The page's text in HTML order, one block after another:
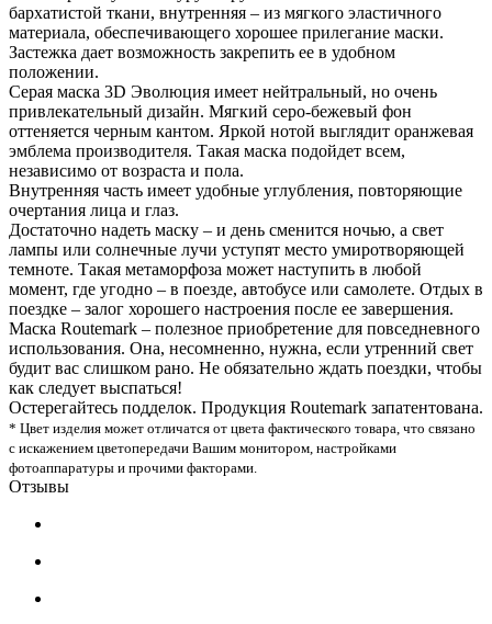
бархатистой ткани, внутренняя – из мягкого эластичного
материала, обеспечивающего хорошее прилегание маски.
Застежка дает возможность закрепить ее в удобном
положении.
Серая маска 3D Эволюция имеет нейтральный, но очень
привлекательный дизайн. Мягкий серо-бежевый фон
оттеняется черным кантом. Яркой нотой выглядит оранжевая
эмблема производителя. Такая маска подойдет всем,
независимо от возраста и пола.
Внутренняя часть имеет удобные углубления, повторяющие
очертания лица и глаз.
Достаточно надеть маску – и день сменится ночью, а свет
лампы или солнечные лучи уступят место умиротворяющей
темноте. Такая метаморфоза может наступить в любой
момент, где угодно – в поезде, автобусе или самолете. Отдых в
поездке – залог хорошего настроения после ее завершения.
Маска Routemark – полезное приобретение для повседневного
использования. Она, несомненно, нужна, если утренний свет
будит вас слишком рано. Не обязательно ждать поездки, чтобы
как следует выспаться!
Остерегайтесь подделок. Продукция Routemark запатентована.
* Цвет изделия может отличатся от цвета фактического товара, что связано
с искажением цветопередачи Вашим монитором, настройками
фотоаппаратуры и прочими факторами.
Отзывы